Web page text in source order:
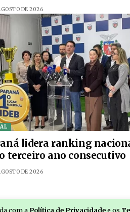
com a Política de Privacidadee os
DE 2026
lidera ranking
terceiro ano consecutivo
DE 2026